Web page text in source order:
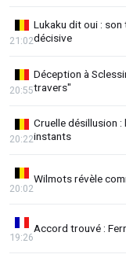
Lukaku dit oui :
décisive
21:02
Déception à
travers"
20:55
Cruelle désillusion
instants
20:22
Wilmots révèle
20:02
Accord trouvé :
19:26